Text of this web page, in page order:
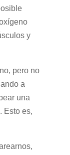
y
pero no
a
una
Esto es,